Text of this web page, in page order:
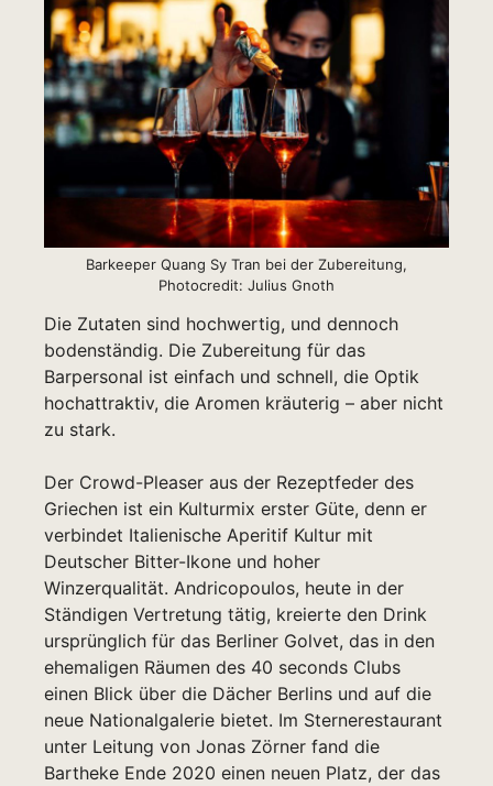
Barkeeper Quang Sy Tran bei der Zubereitung,
Photocredit: Julius Gnoth
Die Zutaten sind hochwertig, und dennoch
bodenständig. Die Zubereitung für das
Barpersonal ist einfach und schnell, die Optik
hochattraktiv, die Aromen kräuterig – aber nicht
zu stark.
Der Crowd-Pleaser aus der Rezeptfeder des
Griechen ist ein Kulturmix erster Güte, denn er
verbindet Italienische Aperitif Kultur mit
Deutscher Bitter-Ikone und hoher
Winzerqualität. Andricopoulos, heute in der
Ständigen Vertretung tätig, kreierte den Drink
ursprünglich für das Berliner Golvet, das in den
ehemaligen Räumen des 40 seconds Clubs
einen Blick über die Dächer Berlins und auf die
neue Nationalgalerie bietet. Im Sternerestaurant
unter Leitung von Jonas Zörner fand die
Bartheke Ende 2020 einen neuen Platz, der das